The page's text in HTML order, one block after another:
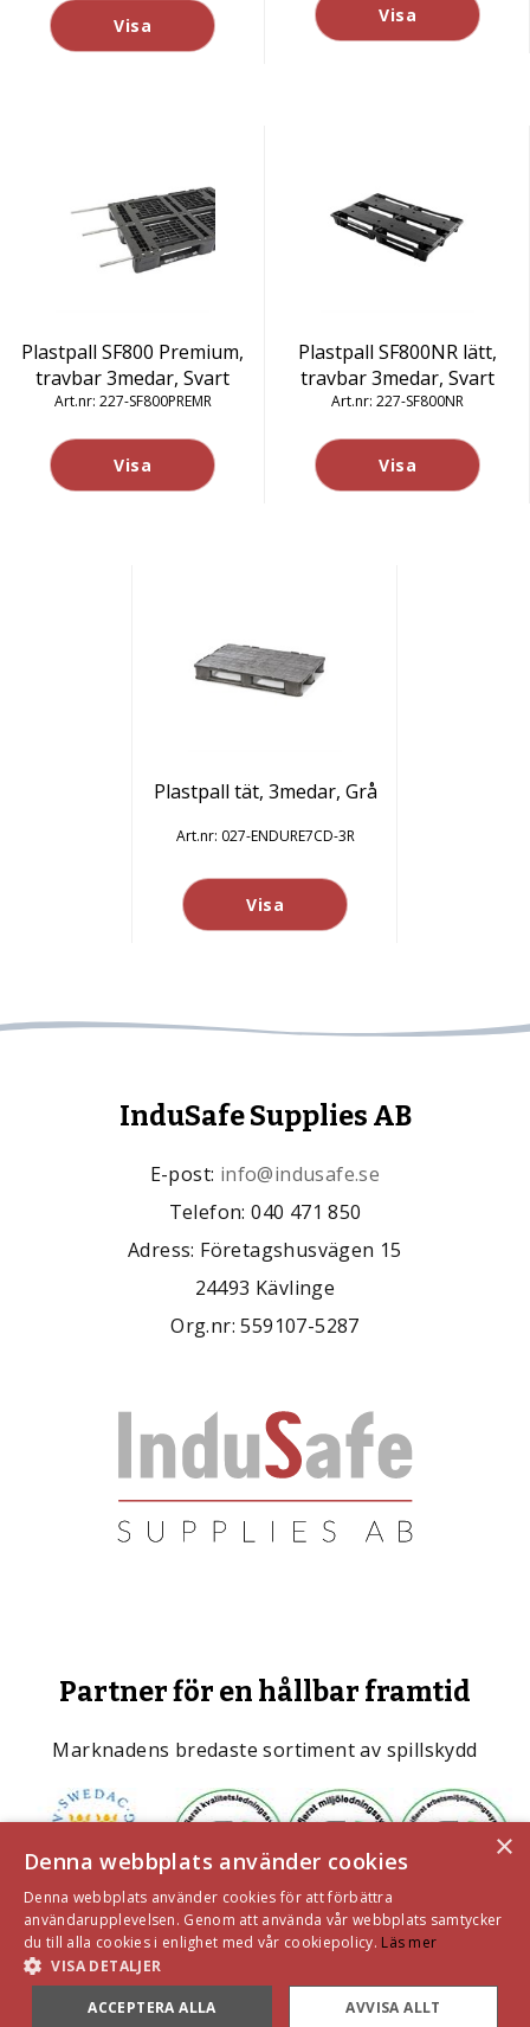
Visa Visa
Plastpall SF800 Premium,
travbar 3medar, Svart
227-SF800PREMR
Visa
Plastpall SF800NR lätt,
travbar 3medar, Svart
227-SF800NR
Visa
Plastpall tät, 3medar, Grå
027-ENDURE7CD-3R
Visa
InduSafe Supplies AB
E-post: info@indusafe.se
Telefon: 040 471 850
Adress: Företagshusvägen 15
24493 Kävlinge
Org.nr: 559107-5287
Partner för en hållbar framtid
Marknadens bredaste sortiment av spillskydd
×
Denna webbplats använder cookies
Denna webbplats använder cookies för att förbättra
användarupplevelsen. Genom att använda vår webbplats samtycker
du till alla cookies i enlighet med vår cookiepolicy. Läs mer
VISA DETALJER
ACCEPTERA ALLA AVVISA ALLT